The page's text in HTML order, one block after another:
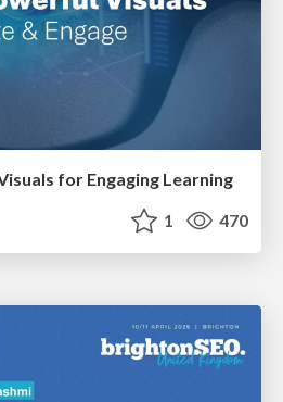
for Engaging Learning
1 470